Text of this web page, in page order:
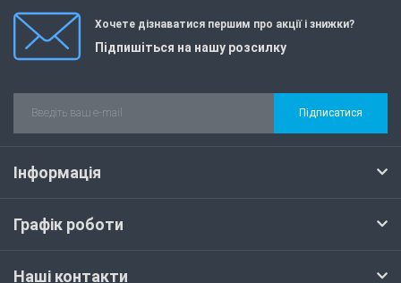
Хочете дізнаватися першим про акції і знижки?
Підпишіться на нашу розсилку
Підписатися
Інформація
Графік роботи
Наші контакти